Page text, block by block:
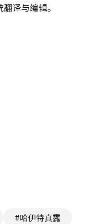
译与编辑。
#哈伊特真露